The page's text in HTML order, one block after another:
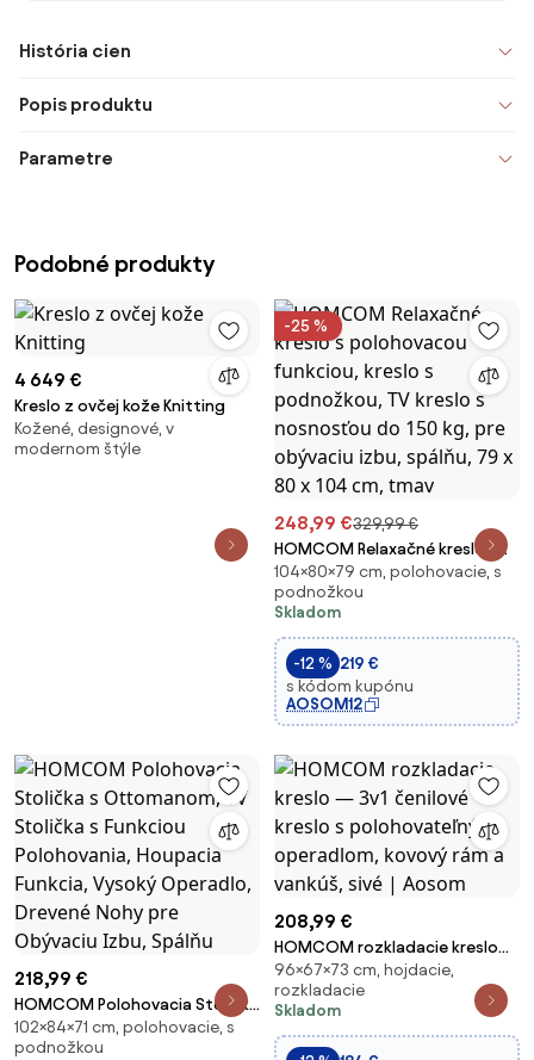
História cien
Popis produktu
Parametre
Podobné produkty
4 649 €
Kreslo z ovčej kože Knitting
Kožené, designové, v
modernom štýle
-25 %
248,99 €329,99 €
HOMCOM Relaxačné kreslo s
polohovacou funkciou, kreslo s
podnožkou, TV kreslo s
nosnosťou do 150 kg, pre
obývaciu izbu, spálňu, 79 x 80 x
104 cm, tmav
104×80×79 cm, polohovacie, s
podnožkou
Skladom
-12 % 219 €
s kódom kupónu
AOSOM12
218,99 €
HOMCOM Polohovacia Stolička
s Ottomanom, TV Stolička s
Funkciou Polohovania, Houpacia
102×84×71 cm, polohovacie, s
podnožkou
208,99 €
HOMCOM rozkladacie kreslo
— 3v1 čenilové kreslo s
polohovateľným operadlom,
kovový rám a vankúš, sivé |
Aosom
96×67×73 cm, hojdacie,
rozkladacie
Skladom